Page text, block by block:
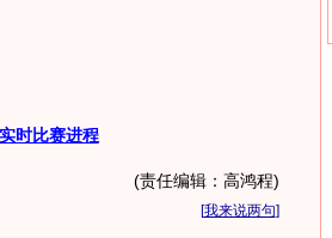
时比赛进程
(责任编辑：高鸿程)
[我来说两句]